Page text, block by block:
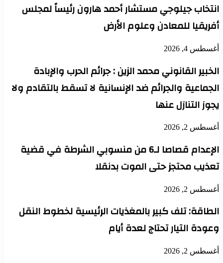
انتخاب جيلوجي مستشار أحمد هارون رئيساً لمجلس
أفريقيا للمعادن وعلوم الأرض
أغسطس 4, 2026
الخبير القانوني محمد الزين : جرائم الحرب والإبادة
الجماعية والجرائم ضد الإنسانية لا تسقط بالتقادم ولا
يجوز التنازل عنها
أغسطس 2, 2026
الإعدام قصاصا لـ6 من منسوبي الشرطة في قضية
تعذيب محتجز حتى الموت بدنقلا
أغسطس 2, 2026
الطاقة: تلف كبير بالمغذيات الرئيسية لخطوط النقل
وعودة التيار تحتاج لعدة أيام
أغسطس 2, 2026